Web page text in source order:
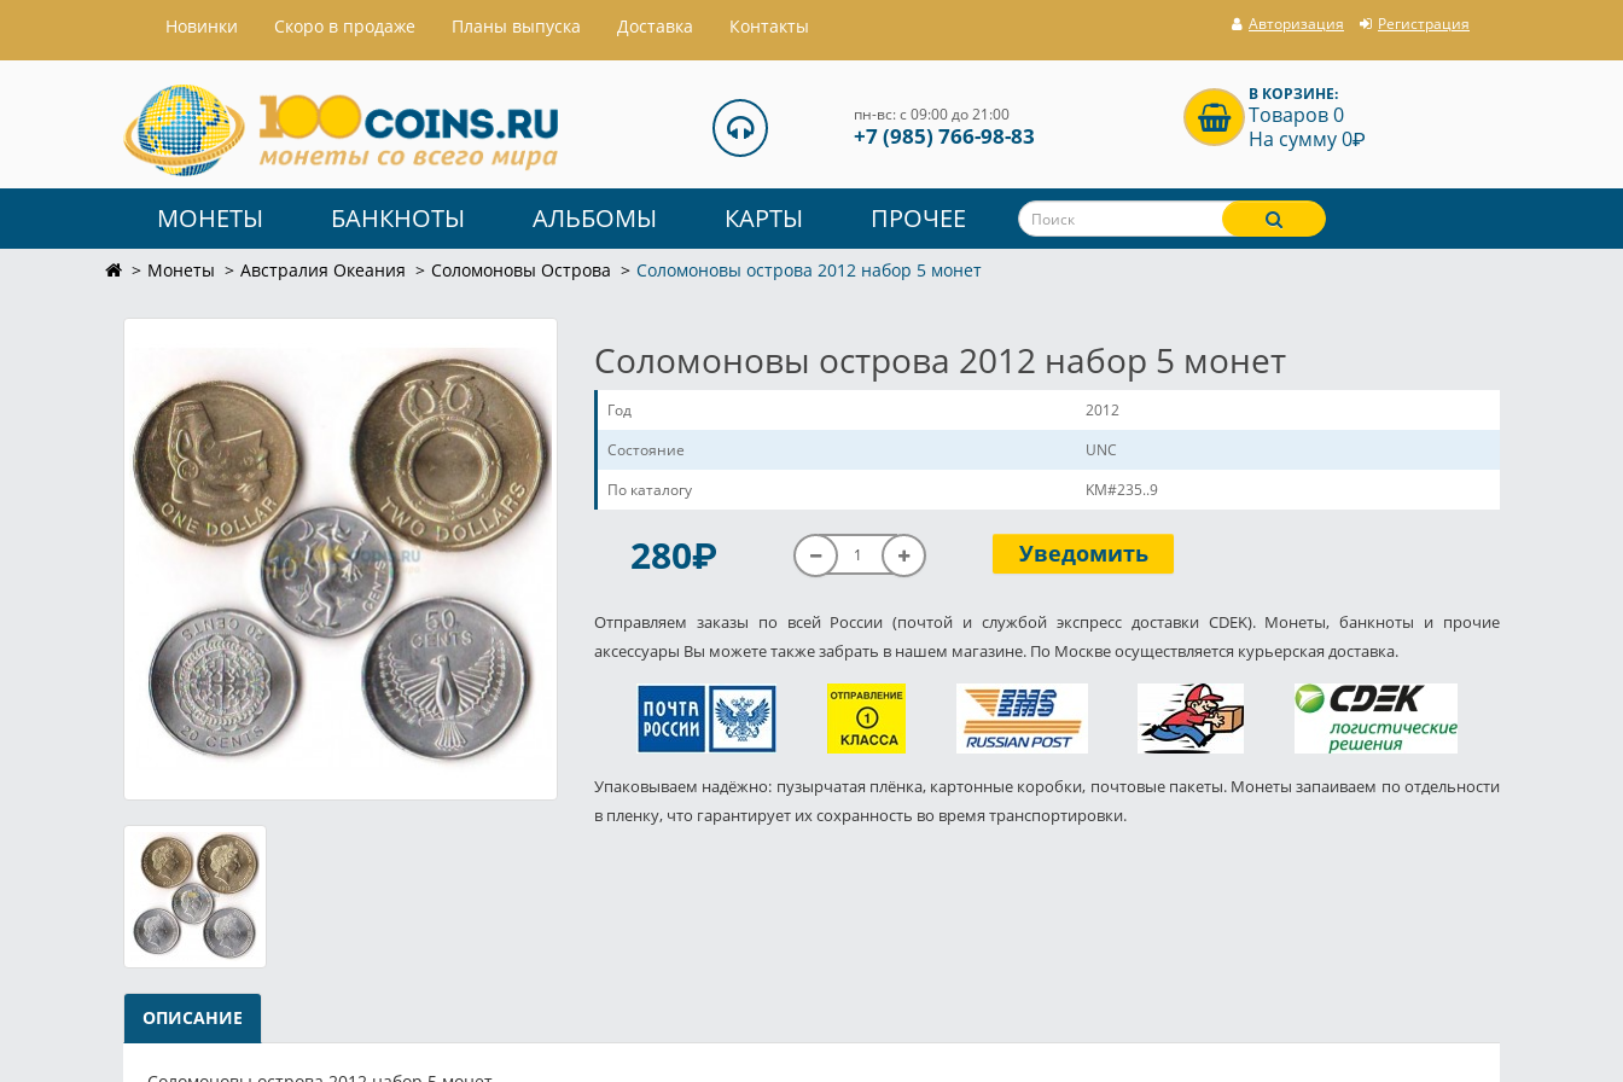
Hовинки Скоро в продаже Планы выпуска Доставка Контакты Авторизация Регистрация
пн-вс: с 09:00 до 21:00
+7 (985) 766-98-83
В КОРЗИНЕ:
Товаров 0
На сумму 0P
МОНЕТЫ БАНКНОТЫ АЛЬБОМЫ КАРТЫ ПРОЧЕЕ
Монеты Австралия Океания Соломоновы Острова Соломоновы острова 2012 набор 5 монет
Соломоновы острова 2012 набор 5 монет
Год
2012
Состояние
UNC
По каталогу
KM#235..9
280P Уведомить
Отправляем заказы по всей России (почтой и службой экспресс доставки CDEK). Монеты, банкноты и прочие
аксессуары Вы можете также забрать в нашем магазине. По Москве осуществляется курьерская доставка.
Упаковываем надёжно: пузырчатая плёнка, картонные коробки, почтовые пакеты. Монеты запаиваем по отдельности
в пленку, что гарантирует их сохранность во время транспортировки.
ОПИСАНИЕ